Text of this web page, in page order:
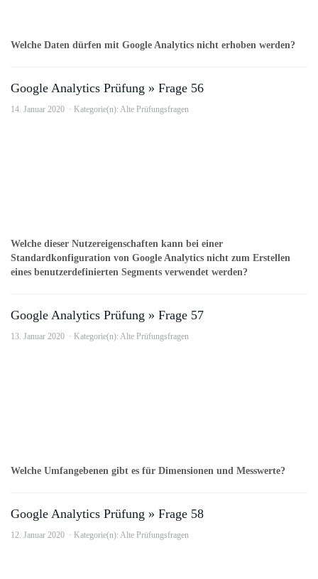
Welche Daten dürfen mit Google Analytics nicht erhoben werden?
Google Analytics Prüfung » Frage 56
14. Januar 2020 Kategorie(n): Alte Prüfungsfragen
Welche dieser Nutzereigenschaften kann bei einer
Standardkonfiguration von Google Analytics nicht zum Erstellen
eines benutzerdefinierten Segments verwendet werden?
Google Analytics Prüfung » Frage 57
13. Januar 2020 Kategorie(n): Alte Prüfungsfragen
Welche Umfangebenen gibt es für Dimensionen und Messwerte?
Google Analytics Prüfung » Frage 58
12. Januar 2020 Kategorie(n): Alte Prüfungsfragen